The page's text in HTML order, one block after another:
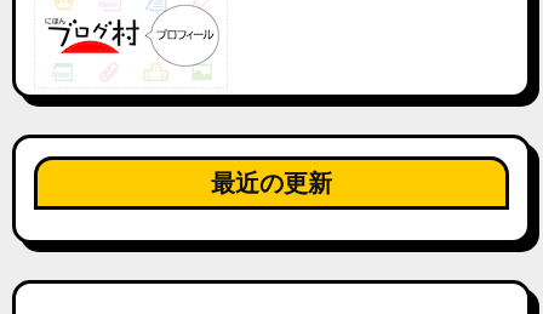
最近の更新